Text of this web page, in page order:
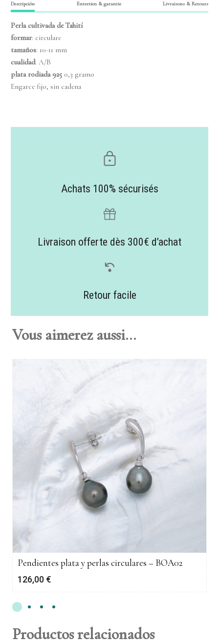
Descripción Entretien & garantie Livraisons & Retours
Perla cultivada de Tahití
formar: circulare
tamaños: 10-11 mm
cualidad: A/B
plata rodiada 925 0,3 gramo
Engarce fijo, sin cadena
Achats 100% sécurisés
Livraison offerte dès 300€ d’achat
Retour facile
Vous aimerez aussi...
Pendientes plata y perlas circulares – BOA02
126,00 €
Productos relacionados